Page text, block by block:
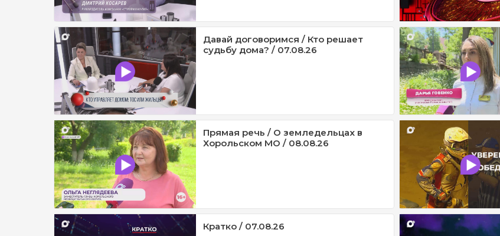
Давай договоримся / Кто решает
судьбу дома? / 07.08.26
Прямая речь / О земледельцах в
Хорольском МО / 08.08.26
Кратко / 07.08.26